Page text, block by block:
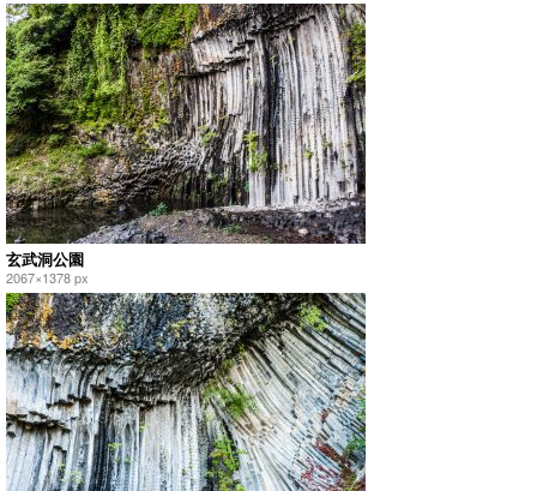
玄武洞公園
2067×1378 px